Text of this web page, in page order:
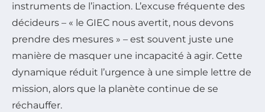
instruments de l’inaction. L’excuse fréquente des
décideurs – « le GIEC nous avertit, nous devons
prendre des mesures » – est souvent juste une
manière de masquer une incapacité à agir. Cette
dynamique réduit l’urgence à une simple lettre de
mission, alors que la planète continue de se
réchauffer.